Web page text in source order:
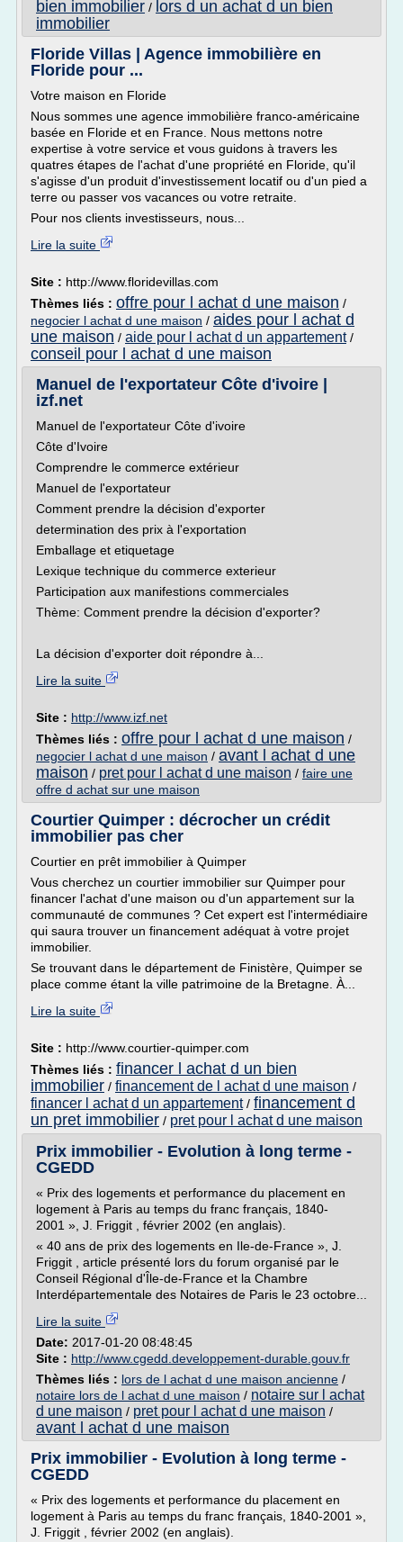
bien immobilier / lors d un achat d un bien
immobilier
Floride Villas | Agence immobilière en
Floride pour ...
Votre maison en Floride
Nous sommes une agence immobilière franco-américaine
basée en Floride et en France. Nous mettons notre
expertise à votre service et vous guidons à travers les
quatres étapes de l'achat d'une propriété en Floride, qu'il
s'agisse d'un produit d'investissement locatif ou d'un pied a
terre ou passer vos vacances ou votre retraite.
Pour nos clients investisseurs, nous...
Lire la suite
Site : http://www.floridevillas.com
Thèmes liés : offre pour l achat d une maison /
negocier l achat d une maison / aides pour l achat d
une maison / aide pour l achat d un appartement/
conseil pour l achat d une maison
Manuel de l'exportateur Côte d'ivoire |
izf.net
Manuel de l'exportateur Côte d'ivoire
Côte d'Ivoire
Comprendre le commerce extérieur
Manuel de l'exportateur
Comment prendre la décision d'exporter
determination des prix à l'exportation
Emballage et etiquetage
Lexique technique du commerce exterieur
Participation aux manifestions commerciales
Thème: Comment prendre la décision d'exporter?
La décision d'exporter doit répondre à...
Lire la suite
Site : http://www.izf.net
Thèmes liés : offre pour l achat d une maison /
negocier l achat d une maison / avant l achat d une
maison / pret pour l achat d une maison / faire une
offre d achat sur une maison
Courtier Quimper : décrocher un crédit
immobilier pas cher
Courtier en prêt immobilier à Quimper
Vous cherchez un courtier immobilier sur Quimper pour
financer l'achat d'une maison ou d'un appartement sur la
communauté de communes ? Cet expert est l'intermédiaire
qui saura trouver un financement adéquat à votre projet
immobilier.
Se trouvant dans le département de Finistère, Quimper se
place comme étant la ville patrimoine de la Bretagne. À...
Lire la suite
Site : http://www.courtier-quimper.com
Thèmes liés : financer l achat d un bien
immobilier / financement de l achat d une maison /
financer l achat d un appartement/ financement d
un pret immobilier / pret pour l achat d une maison
Prix immobilier - Evolution à long terme -
CGEDD
« Prix des logements et performance du placement en
logement à Paris au temps du franc français, 1840-
2001 », J. Friggit , février 2002 (en anglais).
« 40 ans de prix des logements en Ile-de-France », J.
Friggit , article présenté lors du forum organisé par le
Conseil Régional d'Île-de-France et la Chambre
Interdépartementale des Notaires de Paris le 23 octobre...
Lire la suite
Date: 2017-01-20 08:48:45
Site : http://www.cgedd.developpement-durable.gouv.fr
Thèmes liés : lors de l achat d une maison ancienne /
notaire lors de l achat d une maison / notaire sur l achat
d une maison / pret pour l achat d une maison /
avant l achat d une maison
Prix immobilier - Evolution à long terme -
CGEDD
« Prix des logements et performance du placement en
logement à Paris au temps du franc français, 1840-2001 »,
J. Friggit , février 2002 (en anglais).